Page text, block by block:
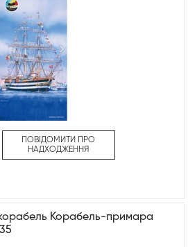
ПОВІДОМИТИ ПРО
НАДХОДЖЕННЯ
Корабель-примара